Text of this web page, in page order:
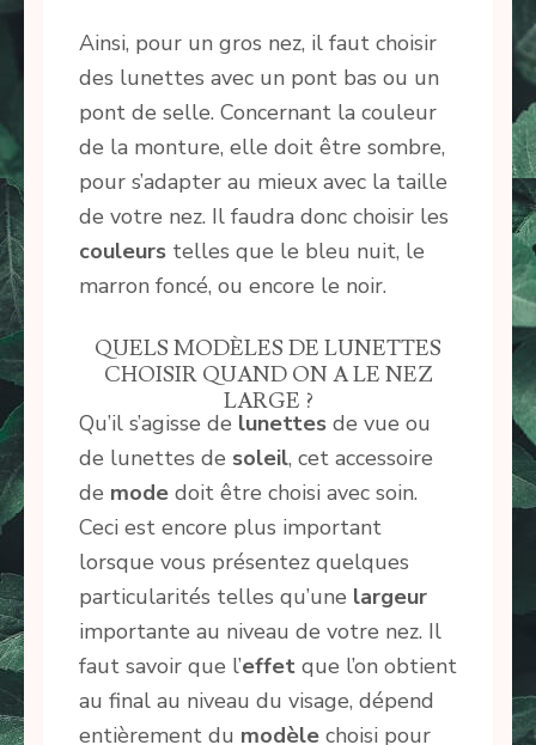
Ainsi, pour un gros nez, il faut choisir
des lunettes avec un pont bas ou un
pont de selle. Concernant la couleur
de la monture, elle doit être sombre,
pour s’adapter au mieux avec la taille
de votre nez. Il faudra donc choisir les
couleurs telles que le bleu nuit, le
marron foncé, ou encore le noir.
QUELS MODÈLES DE LUNETTES
CHOISIR QUAND ON A LE NEZ
LARGE ?
Qu’il s’agisse de lunettes de vue ou
de lunettes de soleil, cet accessoire
de mode doit être choisi avec soin.
Ceci est encore plus important
lorsque vous présentez quelques
particularités telles qu’une largeur
importante au niveau de votre nez. Il
faut savoir que l’effet que l’on obtient
au final au niveau du visage, dépend
entièrement du modèle choisi pour